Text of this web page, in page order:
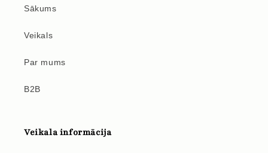
Sākums
Veikals
Par mums
B2B
Veikala informācija